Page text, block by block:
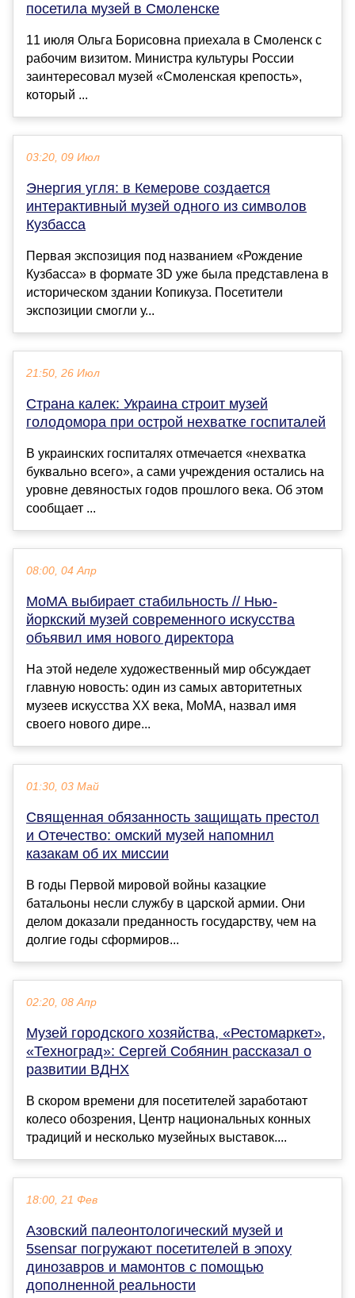
посетила музей в Смоленске
11 июля Ольга Борисовна приехала в Смоленск с
рабочим визитом. Министра культуры России
заинтересовал музей «Смоленская крепость»,
который ...
03:20, 09 Июл
Энергия угля: в Кемерове создается
интерактивный музей одного из символов
Кузбасса
Первая экспозиция под названием «Рождение
Кузбасса» в формате 3D уже была представлена в
историческом здании Копикуза. Посетители
экспозиции смогли у...
21:50, 26 Июл
Страна калек: Украина строит музей
голодомора при острой нехватке госпиталей
В украинских госпиталях отмечается «нехватка
буквально всего», а сами учреждения остались на
уровне девяностых годов прошлого века. Об этом
сообщает ...
08:00, 04 Апр
MoMA выбирает стабильность // Нью-
йоркский музей современного искусства
объявил имя нового директора
На этой неделе художественный мир обсуждает
главную новость: один из самых авторитетных
музеев искусства ХХ века, MoMA, назвал имя
своего нового дире...
01:30, 03 Май
Священная обязанность защищать престол
и Отечество: омский музей напомнил
казакам об их миссии
В годы Первой мировой войны казацкие
батальоны несли службу в царской армии. Они
делом доказали преданность государству, чем на
долгие годы сформиров...
02:20, 08 Апр
Музей городского хозяйства, «Рестомаркет»,
«Техноград»: Сергей Собянин рассказал о
развитии ВДНХ
В скором времени для посетителей заработают
колесо обозрения, Центр национальных конных
традиций и несколько музейных выставок....
18:00, 21 Фев
Азовский палеонтологический музей и
5sensar погружают посетителей в эпоху
динозавров и мамонтов с помощью
дополненной реальности